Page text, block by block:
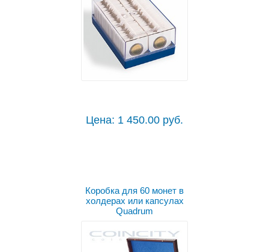
Цена: 1 450.00 руб.
Коробка для 60 монет в
холдерах или капсулах
Quadrum